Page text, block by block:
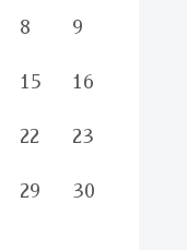
8 9
15 16
22 23
29 30